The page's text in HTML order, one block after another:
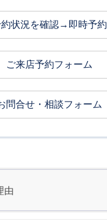
状況を確認→即時予約
ご来店予約フォーム
問合せ・相談フォーム
由